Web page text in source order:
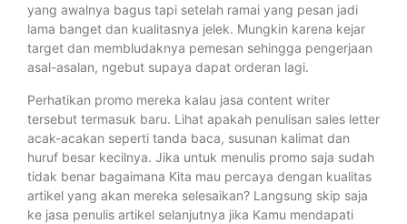
yang awalnya bagus tapi setelah ramai yang pesan jadi
lama banget dan kualitasnya jelek. Mungkin karena kejar
target dan membludaknya pemesan sehingga pengerjaan
asal-asalan, ngebut supaya dapat orderan lagi.
Perhatikan promo mereka kalau jasa content writer
tersebut termasuk baru. Lihat apakah penulisan sales letter
acak-acakan seperti tanda baca, susunan kalimat dan
huruf besar kecilnya. Jika untuk menulis promo saja sudah
tidak benar bagaimana Kita mau percaya dengan kualitas
artikel yang akan mereka selesaikan? Langsung skip saja
ke jasa penulis artikel selanjutnya jika Kamu mendapati